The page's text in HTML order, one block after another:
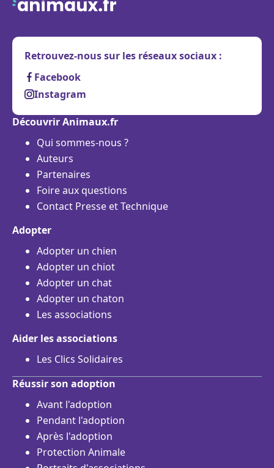
Retrouvez-nous sur les réseaux sociaux :
Facebook
Instagram
Découvrir Animaux.fr
Qui sommes-nous ?
Auteurs
Partenaires
Foire aux questions
Contact Presse et Technique
Adopter
Adopter un chien
Adopter un chiot
Adopter un chat
Adopter un chaton
Les associations
Aider les associations
Les Clics Solidaires
Réussir son adoption
Avant l'adoption
Pendant l'adoption
Après l'adoption
Protection Animale